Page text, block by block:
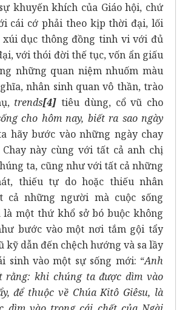
khuyến khích của Giáo hội, chứ
cái cớ phải theo kịp thời đại, lối
xúi dục thông đồng tinh vi với đủ
với thói đời thế tục, vốn ẩn giấu
những quan niệm nhuốm màu
nhân sinh quan vô thần, trào
trends[4] tiêu dùng, cổ vũ cho
cho hôm nay, biết ra sao ngày
hãy bước vào những ngày chay
này cùng với tất cả anh chị
ta, cũng như với tất cả những
thiếu tự do hoặc thiếu nhân
cả những người mà cuộc sống
là một thứ khổ sở bó buộc không
bước vào một nơi tắm gội tẩy
kỹ dẫn đến chệch hướng và sa lầy
sinh vào một sự sống mới: “Anh
rằng: khi chúng ta được dìm vào
để thuộc về Chúa Kitô Giêsu, là